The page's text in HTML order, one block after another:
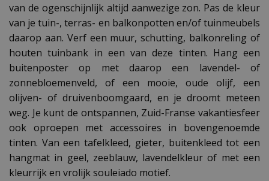
van de ogenschijnlijk altijd aanwezige zon. Pas de kleur
van je tuin-, terras- en balkonpotten en/of tuinmeubels
daarop aan. Verf een muur, schutting, balkonreling of
houten tuinbank in een van deze tinten. Hang een
buitenposter op met daarop een lavendel- of
zonnebloemenveld, of een mooie, oude olijf, een
olijven- of druivenboomgaard, en je droomt meteen
weg. Je kunt de ontspannen, Zuid-Franse vakantiesfeer
ook oproepen met accessoires in bovengenoemde
tinten. Van een tafelkleed, gieter, buitenkleed tot een
hangmat in geel, zeeblauw, lavendelkleur of met een
kleurrijk en vrolijk souleiado motief.